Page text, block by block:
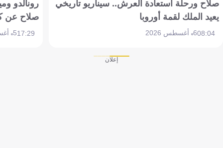
صلاح ورحلة استعادة العرش.. سيناريو تاريخي
يعيد الملك لقمة أوروبا
08:046 أغسطس 2026
رونالدو
صلاح عن
17:295 أغسطس 2026
إعلان